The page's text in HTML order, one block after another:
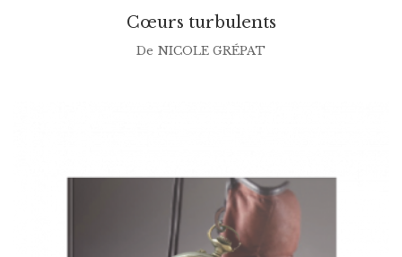
Cœurs turbulents
De NICOLE GRÉPAT